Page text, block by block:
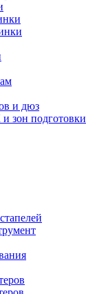
и дюз
зон подготовки